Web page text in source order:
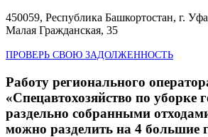
450059, Республика Башкортостан, г.
Малая Гражданская, 35
ПРОВЕРЬ СВОЮ ЗАДОЛЖЕННОСТЬ
Работу регионального
«Спецавтохозяйство по уборке
раздельно собранными
можно разделить на 4 большие